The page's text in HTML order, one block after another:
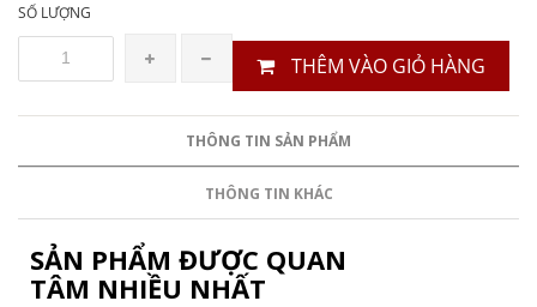
SỐ LƯỢNG
THÊM VÀO GIỎ HÀNG
THÔNG TIN SẢN PHẨM
THÔNG TIN KHÁC
SẢN PHẨM ĐƯỢC QUAN
TÂM NHIỀU NHẤT